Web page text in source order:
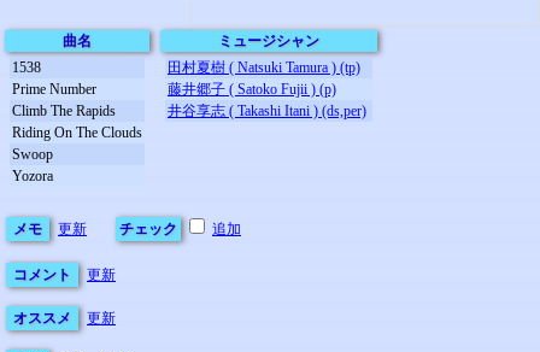
曲名
1538
Prime Number
Climb The Rapids
Riding On The Clouds
Swoop
Yozora
ミュージシャン
田村夏樹 ( Natsuki Tamura ) (tp)
藤井郷子 ( Satoko Fujii ) (p)
井谷享志 ( Takashi Itani ) (ds,per)
メモ 更新 チェック 追加
コメント 更新
オススメ 更新